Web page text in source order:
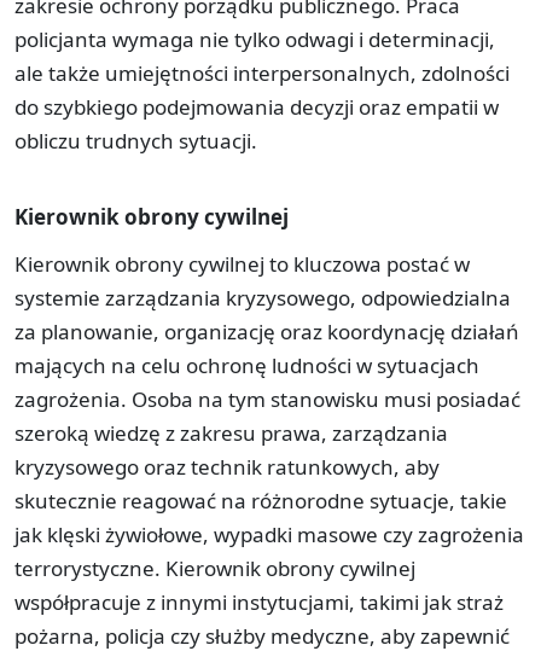
policjanta wymaga nie tylko odwagi i determinacji,
ale także umiejętności interpersonalnych, zdolności
do szybkiego podejmowania decyzji oraz empatii w
obliczu trudnych sytuacji.
Kierownik obrony cywilnej
Kierownik obrony cywilnej to kluczowa postać w
systemie zarządzania kryzysowego, odpowiedzialna
za planowanie, organizację oraz koordynację działań
mających na celu ochronę ludności w sytuacjach
zagrożenia. Osoba na tym stanowisku musi posiadać
szeroką wiedzę z zakresu prawa, zarządzania
kryzysowego oraz technik ratunkowych, aby
skutecznie reagować na różnorodne sytuacje, takie
jak klęski żywiołowe, wypadki masowe czy zagrożenia
terrorystyczne. Kierownik obrony cywilnej
współpracuje z innymi instytucjami, takimi jak straż
pożarna, policja czy służby medyczne, aby zapewnić